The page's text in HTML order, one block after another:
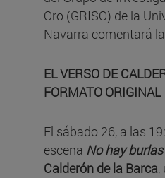
Oro (GRISO) de la
Navarra comentará
EL VERSO DE
FORMATO ORIGINAL
El sábado 26, a las
escena No hay
Calderón de la Barca,